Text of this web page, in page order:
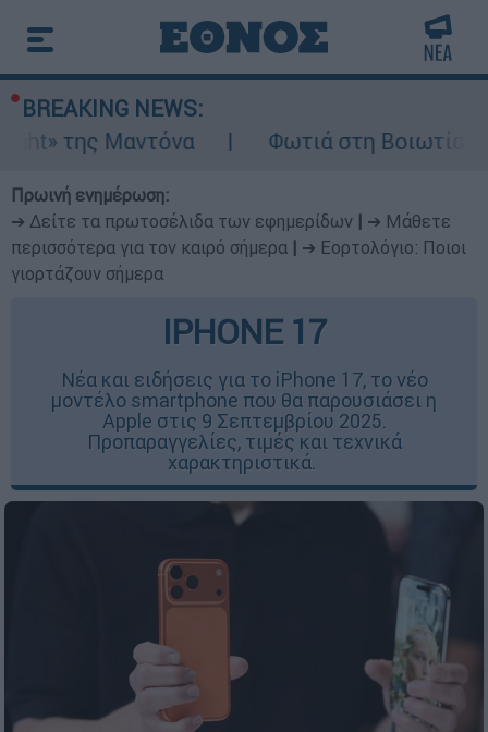
BREAKING NEWS:
Μαντόνα
Φωτιά στη Βοιωτία: Ίση με
Πρωινή ενημέρωση:
➔ Δείτε τα πρωτοσέλιδα των εφημερίδων
➔ Μάθετε
περισσότερα για τον καιρό σήμερα
➔ Εορτολόγιο: Ποιοι
γιορτάζουν σήμερα
IPHONE 17
Νέα και ειδήσεις για το iPhone 17, το νέο
μοντέλο smartphone που θα παρουσιάσει η
Apple στις 9 Σεπτεμβρίου 2025.
Προπαραγγελίες, τιμές και τεχνικά
χαρακτηριστικά.